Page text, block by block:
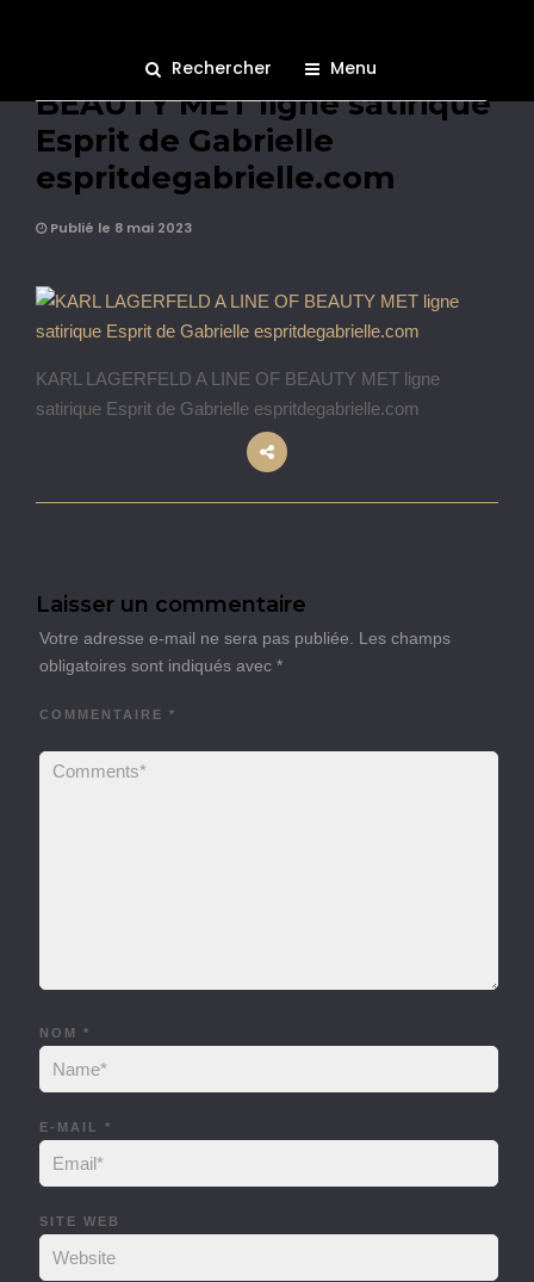
Rechercher Menu
KARL LAGERFELD A LINE OF
BEAUTY MET ligne satirique
Esprit de Gabrielle
espritdegabrielle.com
Publié le 8 mai 2023
KARL LAGERFELD A LINE OF BEAUTY MET ligne
satirique Esprit de Gabrielle espritdegabrielle.com
Laisser un commentaire
Votre adresse e-mail ne sera pas publiée.
Les champs
obligatoires sont indiqués avec *
COMMENTAIRE *
NOM *
E-MAIL *
SITE WEB